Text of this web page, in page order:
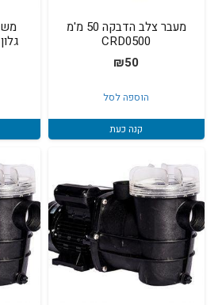
מעבר צלב הדבקה 50 מ'מ
CRD0500
₪50
הוספה לסל
קנה כעת
גלון INTEX דגם 28638